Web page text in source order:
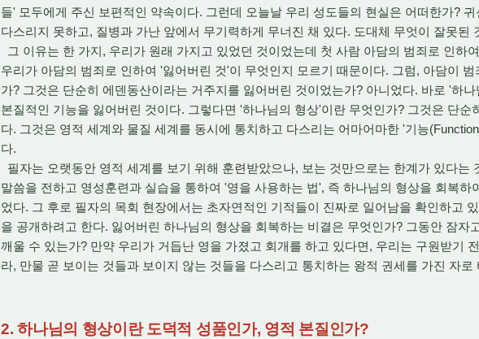
들' 모두에게 주신 보편적인 약속이다. 그런데 오늘날 우리 성도들의 현실은 어떠한가?
다스리지 못하고, 질병과 가난 앞에서 무기력하게 무너진 채 있다. 도대체 무엇이 잘못된
그 이유는 한 가지, 우리가 원래 가지고 있었던 것이었는데 첫 사람 아담의 범죄로 인하
우리가 아담의 범죄로 인하여 '잃어버린 것'이 무엇인지 모르기 때문이다. 그럼, 아담이
가? 그것은 단순히 에덴동산이라는 거주지를 잃어버린 것이었는가? 아니었다. 바로 '하
본질적인 기능을 잃어버린 것이다. 그렇다면 '하나님의 형상'이란 무엇인가? 그것은 단순
다. 그것은 영적 세계와 물질 세계를 동시에 통치하고 다스리는 어마어마한 '기능
다.
필자는 오랫동안 영적 세계를 보기 위해 훈련받았으나, 보는 것만으로는 한계가 있다는
말씀을 전하고 영성훈련과 실습을 통하여 '영을 사용하는 법', 즉 하나님의 형상을 회복하
었다. 그 후로 필자의 목회 현장에서는 초자연적인 기적들이 진짜로 일어남을 확인하고
을 공개하려고 한다. 잃어버린 하나님의 형상을 회복하는 비결은 무엇인가? 그동안 잠자
깨울 수 있는가? 만약 우리가 거듭난 영을 가졌고 회개를 하고 있다면, 우리는 구원받기
라, 만물 곧 보이는 것들과 보이지 않는 것들을 다스리고 통치하는 왕적 권세를 가진 자로
2. 하나님의 형상이란 도덕적 성품인가, 영적 본질인가?